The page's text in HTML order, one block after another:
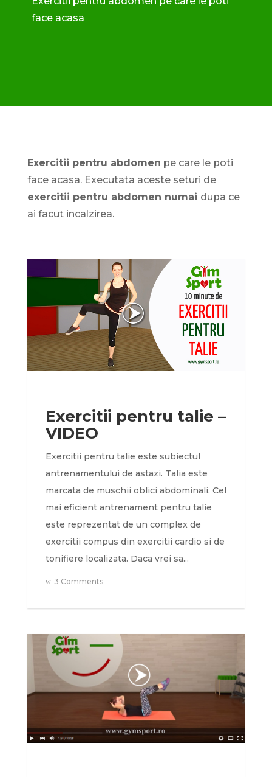
face acasa
Exercitii pentru abdomen pe care le poti
face acasa. Executata aceste seturi de
exercitii pentru abdomen numai dupa ce
ai facut incalzirea.
Exercitii pentru talie –
VIDEO
Exercitii pentru talie este subiectul
antrenamentului de astazi. Talia este
marcata de muschii oblici abdominali. Cel
mai eficient antrenament pentru talie
este reprezentat de un complex de
exercitii compus din exercitii cardio si de
tonifiere localizata. Daca vrei sa...
3 Comments